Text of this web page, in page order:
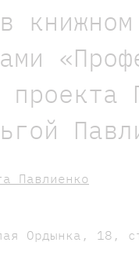
проекта
Павлиенко
Ордынка, 18,